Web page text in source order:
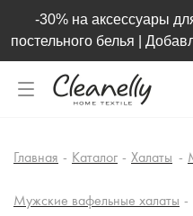
-30% на аксессуары
постельного белья |
Главная - Каталог - Халаты -
Мужские вафельные халаты -